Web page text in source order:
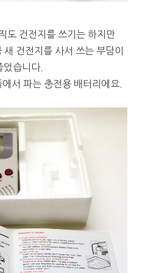
도 건전지를 쓰기는 하지만
건전지를 사서 쓰는 부담이
었습니다.
서 파는 충전용 배터리에요.